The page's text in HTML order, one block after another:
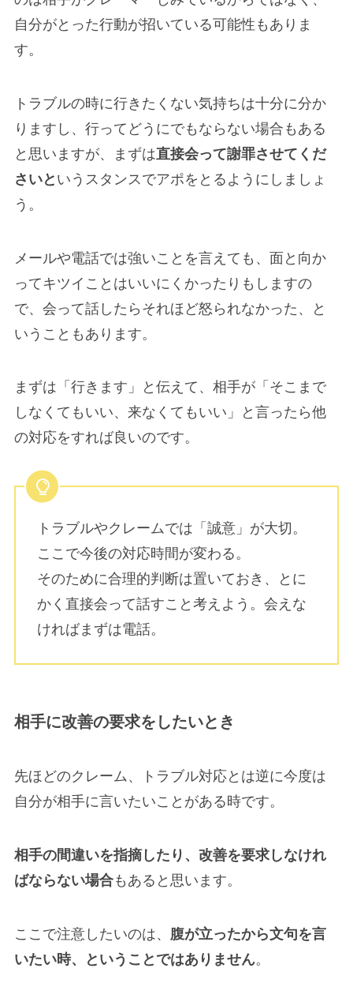
自分がとった行動が招いている可能性もありま
す。
トラブルの時に行きたくない気持ちは十分に分か
りますし、行ってどうにでもならない場合もある
と思いますが、まずは直接会って謝罪させてくだ
さいと いうスタンスでアポをとるようにしましょ
う。
メールや電話では強いことを言えても、面と向か
ってキツイことはいいにくかったりもしますの
で、会って話したらそれほど怒られなかった、と
いうこともあります。
まずは「行きます」と伝えて、相手が「そこまで
しなくてもいい、来なくてもいい」と言ったら他
の対応をすれば良いのです。
トラブルやクレームでは「誠意」が大切。
ここで今後の対応時間が変わる。
そのために合理的判断は置いておき、とに
かく直接会って話すこと考えよう。会えな
ければまずは電話。
相手に改善の要求をしたいとき
先ほどのクレーム、トラブル対応とは逆に今度は
自分が相手に言いたいことがある時です。
相手の間違いを指摘したり、改善を要求しなけれ
ばならない場合もあると思います。
ここで注意したいのは、 腹が立ったから文句を言
いたい時、ということではありません。